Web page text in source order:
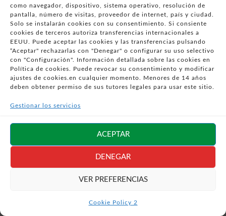
como navegador, dispositivo, sistema operativo, resolución de
pantalla, número de visitas, proveedor de internet, país y ciudad.
Solo se instalarán cookies con su consentimiento. Si consiente
cookies de terceros autoriza transferencias internacionales a
EEUU. Puede aceptar las cookies y las transferencias pulsando
“Aceptar" rechazarlas con "Denegar" o configurar su uso selectivo
con "Configuración". Información detallada sobre las cookies en
Política de cookies. Puede revocar su consentimiento y modificar
ajustes de cookies.en cualquier momento. Menores de 14 años
deben obtener permiso de sus tutores legales para usar este sitio.
Gestionar los servicios
ACEPTAR
DENEGAR
VER PREFERENCIAS
Cookie Policy 2